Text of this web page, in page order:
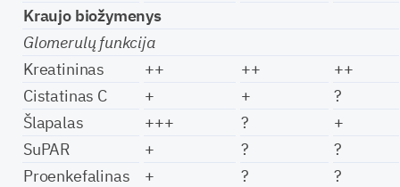
Kraujo biožymenys
Glomerulų funkcija
Kreatininas
++ ++
++
Cistatinas C
+ +
?
Šlapalas
+++ ?
+
SuPAR
+ ?
?
Proenkefalinas
+ ?
?